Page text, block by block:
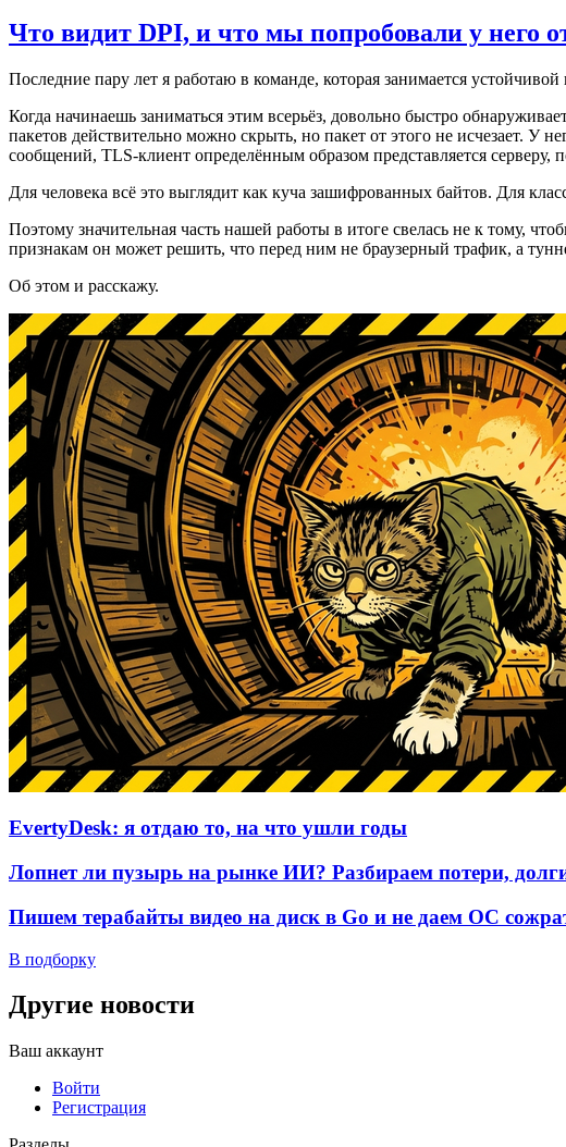
Что видит DPI, и что мы попробовали у него
Последние пару лет я работаю в команде, которая занимается
Когда начинаешь заниматься этим всерьёз, довольно быстро
пакетов действительно можно скрыть, но пакет от этого не исчезает. У
сообщений, TLS-клиент определённым образом представляется серверу,
Для человека всё это выглядит как куча зашифрованных байтов. Для
Поэтому значительная часть нашей работы в итоге свелась не к тому,
признакам он может решить, что перед ним не браузерный трафик, а
Об этом и расскажу.
EvertyDesk: я отдаю то, на что ушли годы
Лопнет ли пузырь на рынке ИИ? Разбираем потери,
Пишем терабайты видео на диск в Go и не даем ОС
В подборку
Другие новости
Ваш аккаунт
Войти
Регистрация